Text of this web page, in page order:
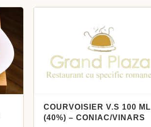
COURVOISIER V.S 100 ML
(40%) – CONIAC/VINARS